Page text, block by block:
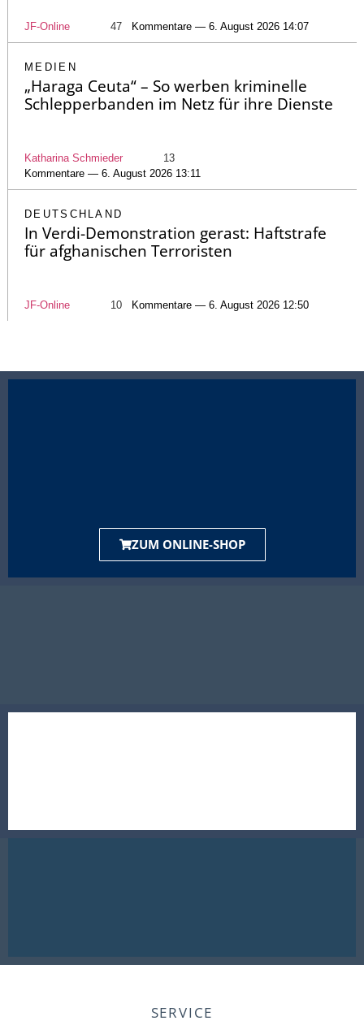
JF-Online 47 Kommentare — 6. August 2026 14:07
MEDIEN
„Haraga Ceuta“ – So werben kriminelle
Schlepperbanden im Netz für ihre Dienste
Katharina Schmieder
13
Kommentare — 6. August 2026 13:11
DEUTSCHLAND
In Verdi-Demonstration gerast: Haftstrafe
für afghanischen Terroristen
JF-Online 10 Kommentare — 6. August 2026 12:50
ZUM ONLINE-SHOP
SERVICE